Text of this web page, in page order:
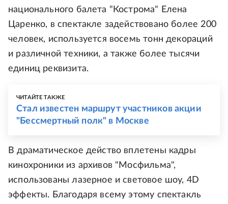
национального балета "Кострома" Елена
Царенко, в спектакле задействовано более 200
человек, используется восемь тонн декораций
и различной техники, а также более тысячи
единиц реквизита.
ЧИТАЙТЕ ТАКЖЕ
Стал известен маршрут участников акции
"Бессмертный полк" в Москве
В драматическое действо вплетены кадры
кинохроники из архивов "Мосфильма",
использованы лазерное и световое шоу, 4D
эффекты. Благодаря всему этому спектакль